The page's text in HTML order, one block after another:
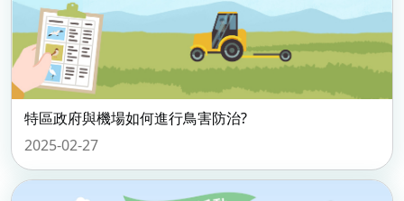
特區政府與機場如何進行鳥害防治?
2025-02-27